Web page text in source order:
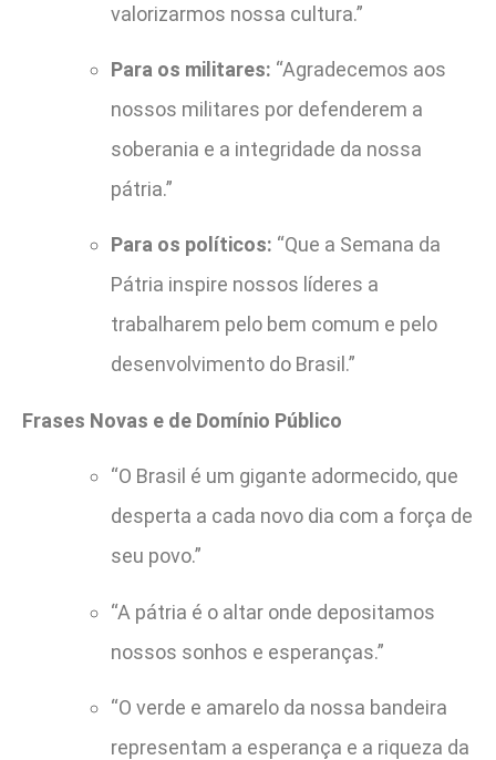
valorizarmos nossa cultura.”
Para os militares: “Agradecemos aos
nossos militares por defenderem a
soberania e a integridade da nossa
pátria.”
Para os políticos: “Que a Semana da
Pátria inspire nossos líderes a
trabalharem pelo bem comum e pelo
desenvolvimento do Brasil.”
Frases Novas e de Domínio Público
“O Brasil é um gigante adormecido, que
desperta a cada novo dia com a força de
seu povo.”
“A pátria é o altar onde depositamos
nossos sonhos e esperanças.”
“O verde e amarelo da nossa bandeira
representam a esperança e a riqueza da